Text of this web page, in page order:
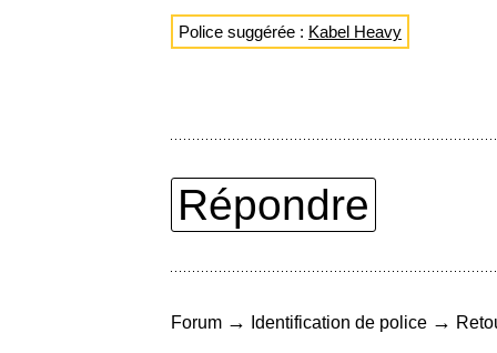
Police suggérée : Kabel Heavy
Répondre
Forum → Identification de police →